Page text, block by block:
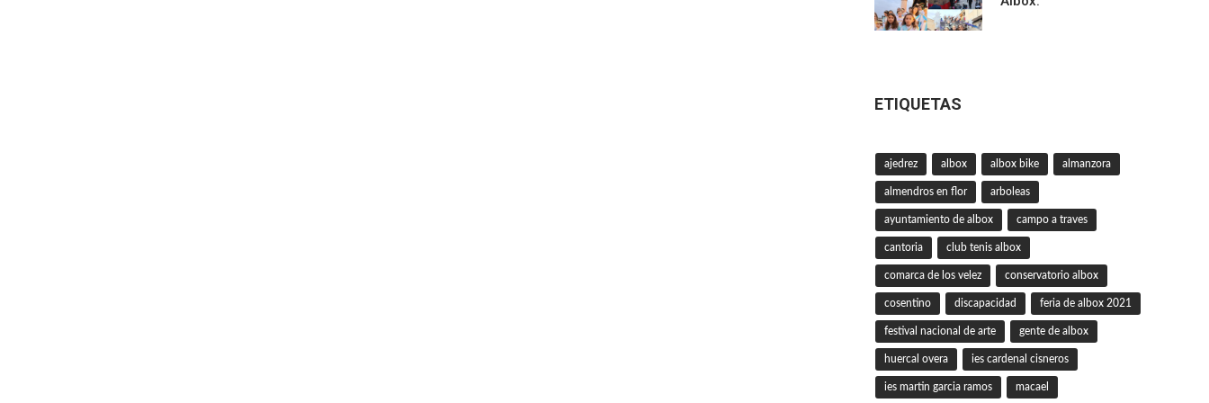
ETIQUETAS
ajedrez albox albox bike almanzora
almendros en flor arboleas
ayuntamiento de albox campo a traves
cantoria club tenis albox
comarca de los velez conservatorio albox
cosentino discapacidad feria de albox 2021
festival nacional de arte gente de albox
huercal overa ies cardenal cisneros
ies martin garcia ramos macael